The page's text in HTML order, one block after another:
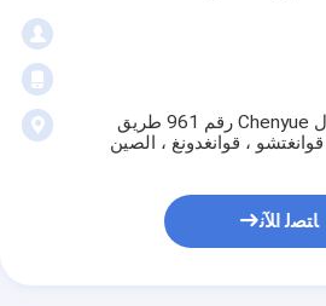
Rm13B-09 ، مبنى الأعمال Chenyue رقم 961 طريق
، قوانغدونغ ، الصين
ﺎﺘﺼﻟ ﺍﻶﻧ